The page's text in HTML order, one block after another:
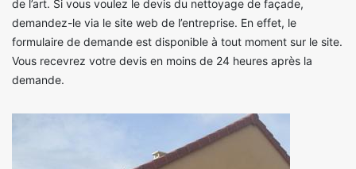
de l’art. Si vous voulez le devis du nettoyage de façade,
demandez-le via le site web de l’entreprise. En effet, le
formulaire de demande est disponible à tout moment sur le site.
Vous recevrez votre devis en moins de 24 heures après la
demande.